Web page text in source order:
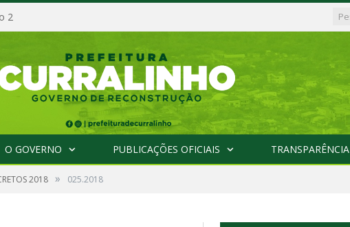
2
O GOVERNO PUBLICAÇÕES OFICIAIS TRANSPARÊNCIA
2018 » 025.2018